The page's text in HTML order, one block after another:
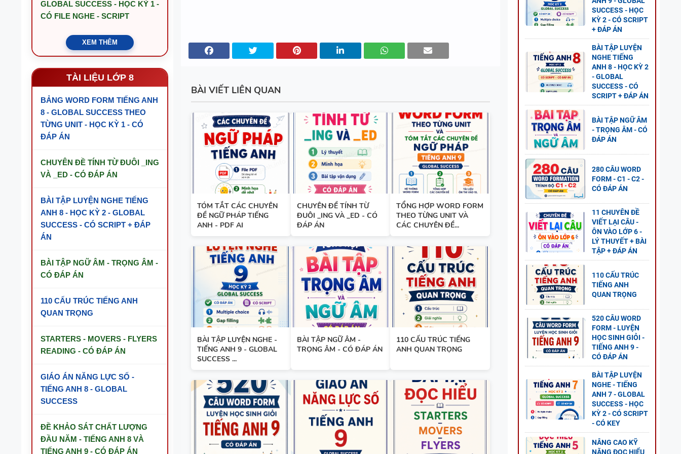
GLOBAL SUCCESS - HỌC KỲ 1 -
CÓ FILE NGHE - SCRIPT
XEM THÊM
TÀI LIỆU LỚP 8
BẢNG WORD FORM TIẾNG ANH
8 - GLOBAL SUCCESS THEO
TỪNG UNIT - HỌC KỲ 1 - CÓ
ĐÁP ÁN
CHUYÊN ĐỀ TÍNH TỪ ĐUÔI _ING
VÀ _ED - CÓ ĐÁP ÁN
BÀI TẬP LUYỆN NGHE TIẾNG
ANH 8 - HỌC KỲ 2 - GLOBAL
SUCCESS - CÓ SCRIPT + ĐÁP
ÁN
BÀI TẬP NGỮ ÂM - TRỌNG ÂM -
CÓ ĐÁP ÁN
110 CẤU TRÚC TIẾNG ANH
QUAN TRỌNG
STARTERS - MOVERS - FLYERS
READING - CÓ ĐÁP ÁN
GIÁO ÁN NĂNG LỰC SỐ -
TIẾNG ANH 8 - GLOBAL
SUCCESS
ĐỀ KHẢO SÁT CHẤT LƯỢNG
ĐẦU NĂM - TIẾNG ANH 8 VÀ
TIẾNG ANH 9 - CÓ ĐÁP ÁN
11 CHUYÊN ĐỀ VIẾT LẠI CÂU - ÔN
VÀO LỚP 6 - LÝ THUYẾT + BÀI TẬP +
ĐÁP ÁN
TỪ VỰNG VÀ NGỮ PHÁP - TIẾNG
ANH 6 - HỌC KỲ 1 - FILE WORD +
ẢNH MINH HỌA
BẢNG WORD FORM - TIẾNG ANH 11
- GLOBAL SUCCESS - HỌC KỲ 1 - CÓ
BẢNG WORD FORM THEO TỪNG
UNIT - TIẾNG ANH 10 - GLOBAL
SUCCESS - HỌC KỲ 1 - CÓ ĐÁP ÁN
BÀI VIẾT LIÊN QUAN
TÓM TẮT CÁC CHUYÊN
ĐỀ NGỮ PHÁP TIẾNG
ANH - PDF AI
CHUYÊN ĐỀ TÍNH TỪ
ĐUÔI _ING VÀ _ED - CÓ
ĐÁP ÁN
TỔNG HỢP WORD FORM
THEO TỪNG UNIT VÀ
CÁC CHUYÊN ĐỀ...
BÀI TẬP LUYỆN NGHE -
TIẾNG ANH 9 - GLOBAL
SUCCESS ...
BÀI TẬP NGỮ ÂM -
TRỌNG ÂM - CÓ ĐÁP ÁN
110 CẤU TRÚC TIẾNG
ANH QUAN TRỌNG
SUCCESS - HỌC
KỲ 2 - CÓ SCRIPT
+ ĐÁP ÁN
BÀI TẬP LUYỆN
NGHE TIẾNG
ANH 8 - HỌC KỲ 2
- GLOBAL
SUCCESS - CÓ
SCRIPT + ĐÁP ÁN
BÀI TẬP NGỮ ÂM
- TRỌNG ÂM - CÓ
ĐÁP ÁN
280 CÂU WORD
FORM - C1 - C2 -
CÓ ĐÁP ÁN
11 CHUYÊN ĐỀ
VIẾT LẠI CÂU -
ÔN VÀO LỚP 6 -
LÝ THUYẾT + BÀI
TẬP + ĐÁP ÁN
110 CẤU TRÚC
TIẾNG ANH
QUAN TRỌNG
520 CÂU WORD
FORM - LUYỆN
HỌC SINH GIỎI -
TIẾNG ANH 9 -
CÓ ĐÁP ÁN
BÀI TẬP LUYỆN
NGHE - TIẾNG
ANH 7 - GLOBAL
SUCCESS - HỌC
KỲ 2 - CÓ SCRIPT
- CÓ KEY
NÂNG CAO KỸ
NĂNG ĐỌC HIỂU